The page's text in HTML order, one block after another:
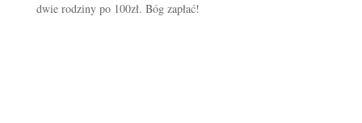
dwie rodziny po 100zł. Bóg zapłać!